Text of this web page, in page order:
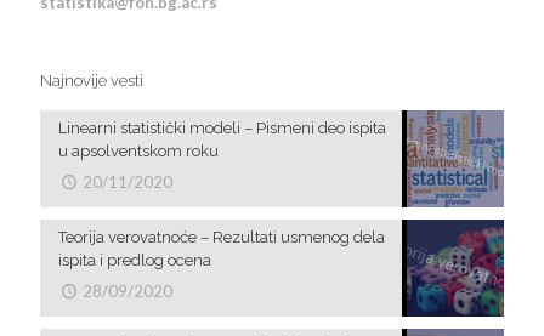
Najnovije vesti
Linearni statistički modeli – Pismeni deo ispita
u apsolventskom roku
20/11/2020
Teorija verovatnoće – Rezultati usmenog dela
ispita i predlog ocena
28/09/2020